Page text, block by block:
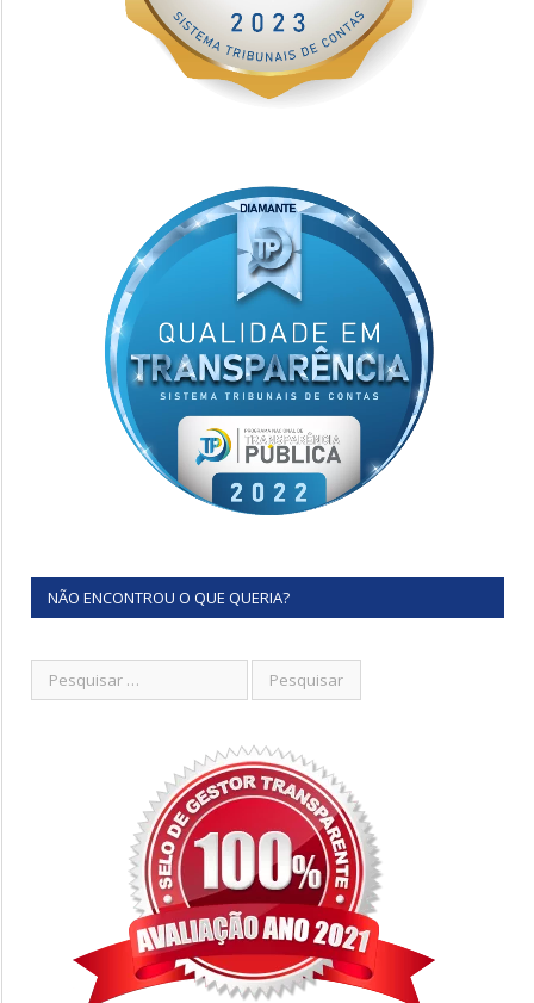
NÃO ENCONTROU O QUE QUERIA?